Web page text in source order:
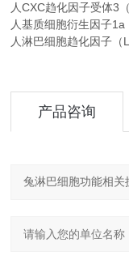
人CXC趋化因子受体3
人基质细胞衍生因子
人淋巴细胞趋化因子（
产品咨询